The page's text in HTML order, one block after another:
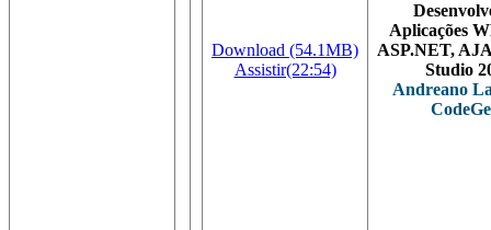
Download (54.1MB)
Assistir(22:54)
Aplicações
ASP.NET,
Studio
Andreano